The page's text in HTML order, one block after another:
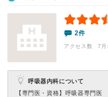
2件
アクセス数 7月:
呼吸器内科について
【専門医・資格】 呼吸器専門医